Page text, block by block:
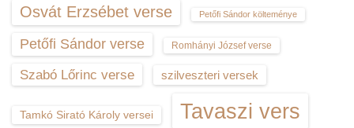
Osvát Erzsébet verse Petőfi Sándor költeménye
Petőfi Sándor verse Romhányi József verse
Szabó Lőrinc verse szilveszteri versek
Tamkó Sirató Károly versei Tavaszi vers